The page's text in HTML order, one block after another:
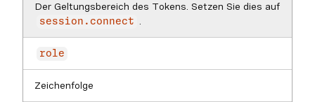
Der Geltungsbereich des Tokens. Setzen Sie dies auf
session.connect
role
Zeichenfolge